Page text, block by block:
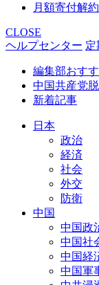
月額寄付解
CLOSE
ヘルプセンター 定
編集部おす
中国共産党
新着記事
日本
政治
経済
社会
外交
防衛
中国
中国政
中国社
中国経
中国軍